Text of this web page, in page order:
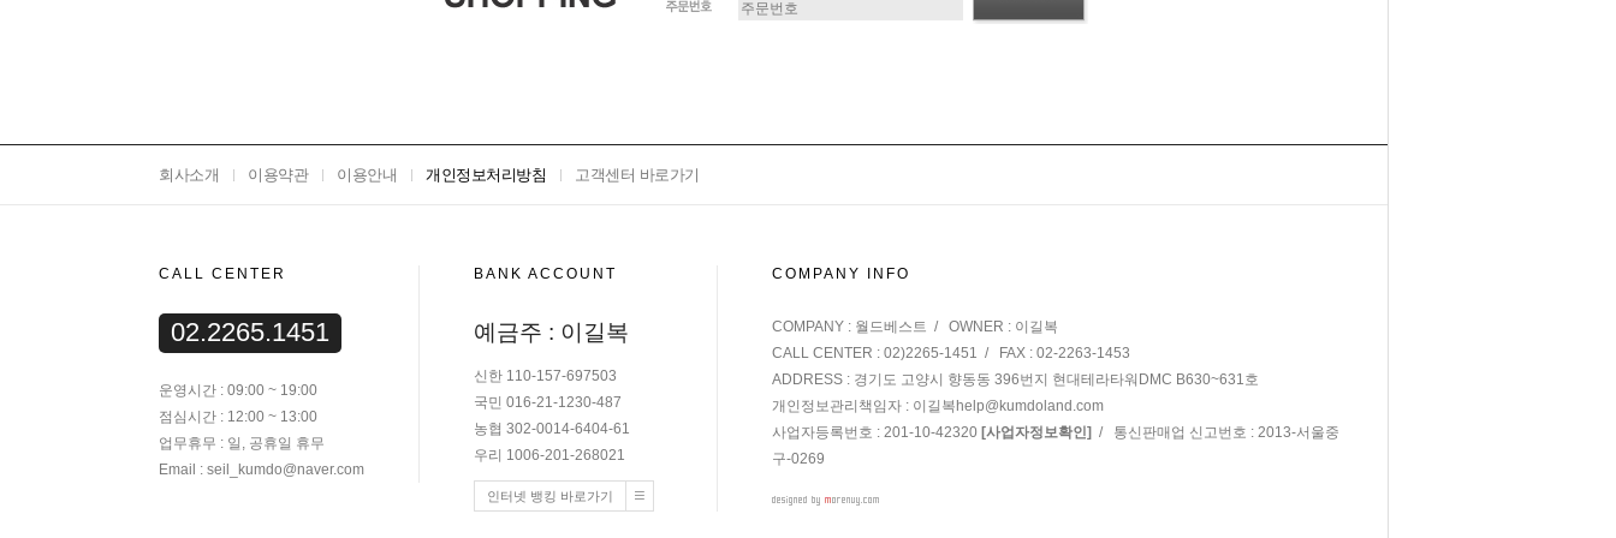
회사소개 이용약관 이용안내 개인정보처리방침 고객센터 바로가기
CALL CENTER
02.2265.1451
운영시간 : 09:00 ~ 19:00
점심시간 : 12:00 ~ 13:00
업무휴무 : 일, 공휴일 휴무
Email : seil_kumdo@naver.com
BANK ACCOUNT
예금주 : 이길복
신한 110-157-697503
국민 016-21-1230-487
농협 302-0014-6404-61
우리 1006-201-268021
인터넷 뱅킹 바로가기
COMPANY INFO
COMPANY : 월드베스트 / OWNER : 이길복
CALL CENTER : 02)2265-1451 / FAX : 02-2263-1453
ADDRESS : 경기도 고양시 향동동 396번지 현대테라타워DMC B630~631호
개인정보관리책임자 : 이길복 help@kumdoland.com
사업자등록번호 : 201-10-42320 [사업자정보확인] / 통신판매업 신고번호 : 2013-서울중
구-0269